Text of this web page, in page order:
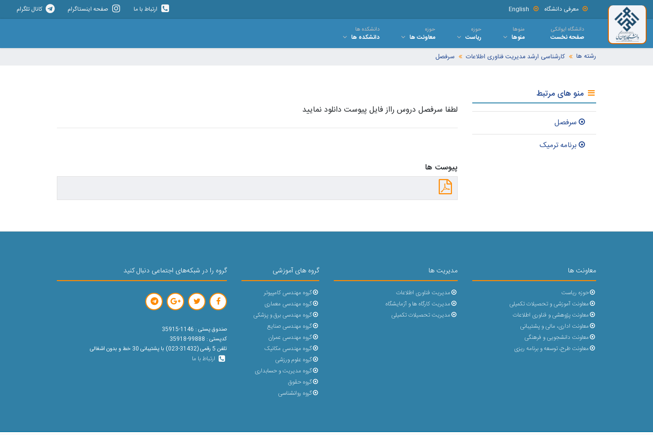
کانال تلگرام صفحه اینستاگرام ارتباط با ما معرفی دانشگاه English
دانشگاه ایوانکی
صفحه نخست
منوها
منوها
حوزه
ریاست
حوزه
معاونت ها
دانشکده ها
دانشکده ها
رشته ها کارشناسی ارشد مدیریت فناوری اطلاعات سرفصل
منو های مرتبط
سرفصل
برنامه ترمیک
لطفا سرفصل دروس رااز فایل پیوست دانلود نمایید
پیوست ها
معاونت ها
حوزه ریاست
معاونت آموزشی و تحصیلات تکمیلی
معاونت پژوهشی و فناوری اطلاعات
معاونت اداری، مالی و پشتیبانی
معاونت دانشجویی و فرهنگی
معاونت طرح، توسعه و برنامه ریزی
مدیریت ها
مدیریت فناوری اطلاعات
مدیریت کارگاه ها و آزمایشگاه
مدیریت تحصیلات تکمیلی
گروه های آموزشی
گروه مهندسی کامپیوتر
گروه مهندسی معماری
گروه مهندسی برق و پزشکی
گروه مهندسی صنایع
گروه مهندسی عمران
گروه مهندسی مکانیک
گروه علوم ورزشی
گروه مدیریت و حسابداری
گروه حقوق
گروه روانشناسی
گروه را در شبکه‌های اجتماعی دنبال کنید
صندوق پستی : 1146-35915
کدپستی : 99888-35918
تلفن 5 رقمی (31432-023) با پشتیبانی 30 خط و بدون اشغالی
ارتباط با ما